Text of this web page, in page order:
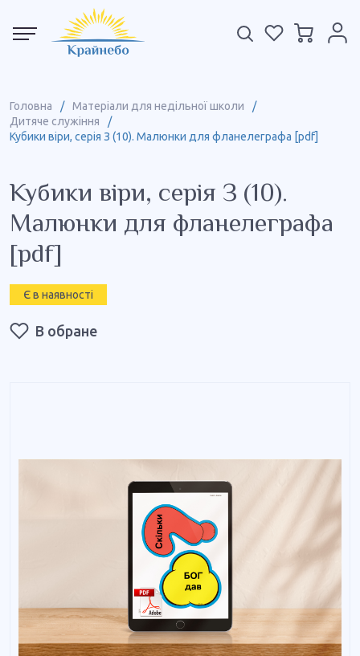
Головна / Матеріали для недільної школи
/
Дитяче служіння
/
Кубики віри, серія З (10). Малюнки для фланелеграфа [pdf]
Кубики віри, серія З (10).
Малюнки для фланелеграфа
[pdf]
Є в наявності
В обране